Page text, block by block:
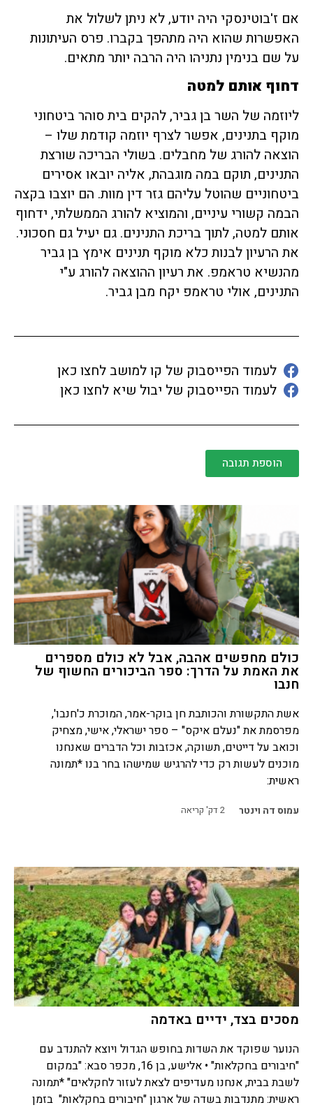
אם ז'בוטינסקי היה יודע, לא ניתן לשלול את
האפשרות שהוא היה מתהפך בקברו. פרס העיתונות
על שם בנימין נתניהו היה הרבה יותר מתאים.
דחוף אותם למטה
ליוזמה של השר בן גביר, להקים בית סוהר ביטחוני
מוקף בתנינים, אפשר לצרף יוזמה קודמת שלו –
הוצאה להורג של מחבלים. בשולי הבריכה שורצת
התנינים, תוקם במה מוגבהת, אליה יובאו אסירים
ביטחוניים שהוטל עליהם גזר דין מוות. הם יוצבו בקצה
הבמה קשורי עיניים, והמוציא להורג הממשלתי, ידחוף
אותם למטה, לתוך בריכת התנינים. גם יעיל גם חסכוני.
את הרעיון לבנות כלא מוקף תנינים אימץ בן גביר
מהנשיא טראמפ. את רעיון ההוצאה להורג ע"י
התנינים, אולי טראמפ יקח מבן גביר.
לעמוד הפייסבוק של קו למושב לחצו כאן
לעמוד הפייסבוק של יבול שיא לחצו כאן
הוספת תגובה
כולם מחפשים אהבה, אבל לא כולם מספרים
את האמת על הדרך: ספר הביכורים החשוף של
חנבו
אשת התקשורת והכותבת חן בוקר-אמר, המוכרת כ'חנבו',
מפרסמת את "נעלם איקס" – ספר ישראלי, אישי, מצחיק
וכואב על דייטים, תשוקה, אכזבות וכל הדברים שאנחנו
מוכנים לעשות רק כדי להרגיש שמישהו בחר בנו *תמונה
ראשית:
עמוס דה וינטר 2דק' קריאה
מסכים בצד, ידיים באדמה
הנוער שפוקד את השדות בחופש הגדול ויוצא להתנדב עם
"חיבורים בחקלאות" • אלישע, בן 16, מכפר סבא: "במקום
לשבת בבית, אנחנו מעדיפים לצאת לעזור לחקלאים" *תמונה
ראשית: מתנדבות בשדה של ארגון "חיבורים בחקלאות" בזמן